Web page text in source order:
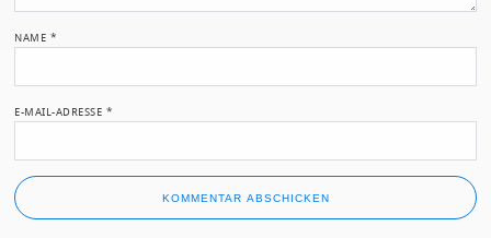
NAME *
E-MAIL-ADRESSE *